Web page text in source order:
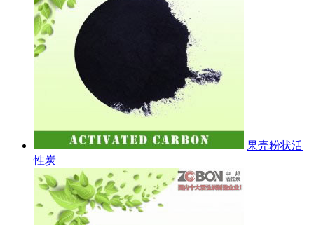
果壳粉状活
性炭